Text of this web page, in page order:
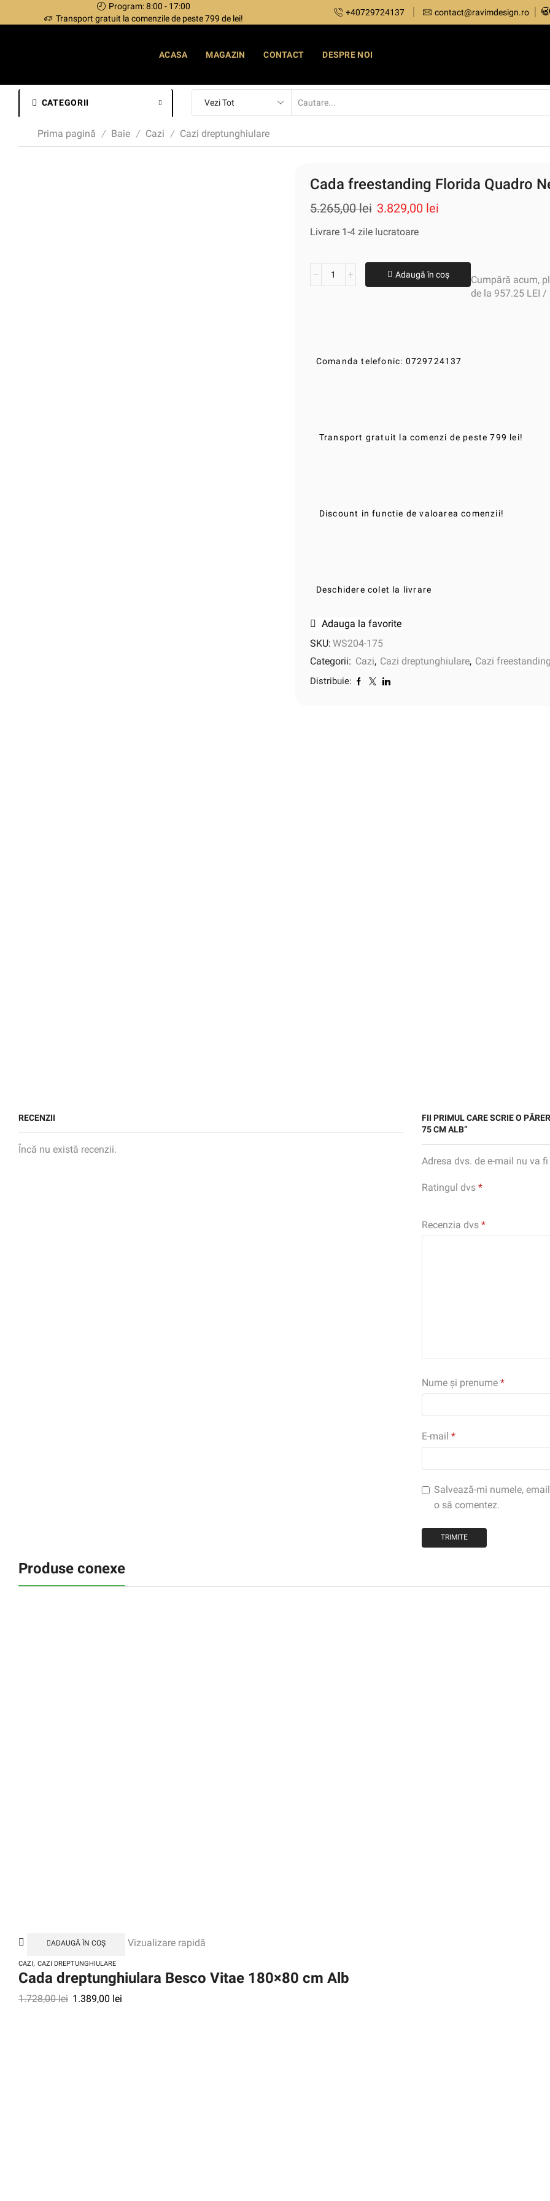
Program: 8:00 - 17:00
Transport gratuit la comenzile de peste 799 de lei!
+40729724137 contact@ravimdesign.ro
ACASA MAGAZIN CONTACT DESPRE NOI
CATEGORII
Prima pagină / Baie / Cazi / Cazi dreptunghiulare
Cada freestanding Florida Quadro
5.265,00lei 3.829,00 lei
Livrare 1-4 zile lucratoare
Adaugă în coș
Cumpără acum,
de la 957.25 LEI /
Comanda telefonic: 0729724137
Transport gratuit la comenzi de peste 799 lei!
Discount in functie de valoarea comenzii!
Deschidere colet la livrare
Adauga la favorite
SKU: WS204-175
Categorii: Cazi, Cazi dreptunghiulare, Cazi
Distribuie:
RECENZII
Încă nu există recenzii.
FII PRIMUL CARE SCRIE O
75 CM ALB”
Adresa dvs. de e-mail nu va
Ratingul dvs *
Recenzia dvs *
Nume și prenume *
E-mail *
Salvează-mi numele,
o să comentez.
Produse conexe
ADAUGĂ ÎN COȘ Vizualizare rapidă
CAZI, CAZI DREPTUNGHIULARE
Cada dreptunghiulara Besco Vitae 180×80 cm Alb
1.728,00lei 1.389,00 lei